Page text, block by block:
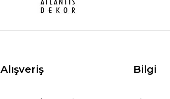
Alışveriş Bilgi